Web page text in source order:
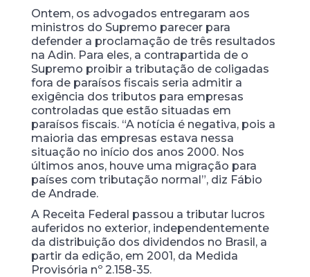
Ontem, os advogados entregaram aos
ministros do Supremo parecer para
defender a proclamação de três resultados
na Adin. Para eles, a contrapartida de o
Supremo proibir a tributação de coligadas
fora de paraísos fiscais seria admitir a
exigência dos tributos para empresas
controladas que estão situadas em
paraísos fiscais. “A notícia é negativa, pois a
maioria das empresas estava nessa
situação no início dos anos 2000. Nos
últimos anos, houve uma migração para
países com tributação normal”, diz Fábio
de Andrade.
A Receita Federal passou a tributar lucros
auferidos no exterior, independentemente
da distribuição dos dividendos no Brasil, a
partir da edição, em 2001, da Medida
Provisória nº 2.158-35.